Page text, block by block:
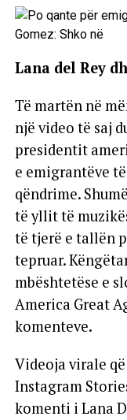
Lana del Rey
Të martën në
një video të saj
presidentit
e emigrantëve
qëndrime.
të yllit të
të tjerë e tallën
tepruar.
mbështetëse e
America Great
komenteve.
Videoja virale
Instagram
komenti i Lana